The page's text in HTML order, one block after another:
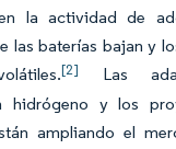
la actividad de
las baterías bajan y
[2]
Las
hidrógeno y los
ampliando el